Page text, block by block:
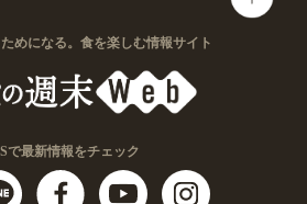
めになる。食を楽しむ情報サイト
で最新情報をチェック